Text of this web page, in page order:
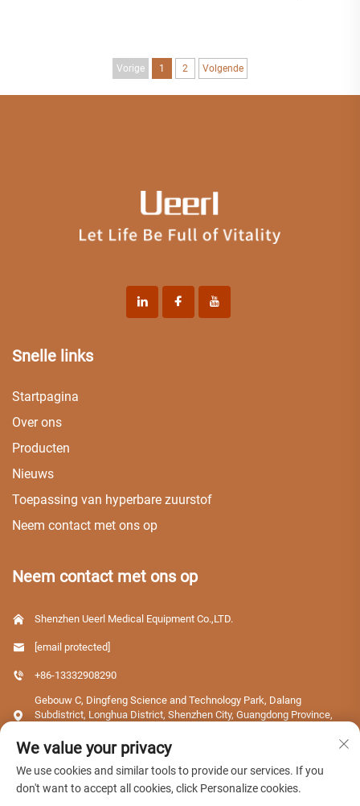
Vorige 1 2 Volgende
Snelle links
Startpagina
Over ons
Producten
Nieuws
Toepassing van hyperbare zuurstof
Neem contact met ons op
Neem contact met ons op
Shenzhen Ueerl Medical Equipment Co.,LTD.
[email protected]
+86-13332908290
Gebouw C, Dingfeng Science and Technology Park, Dalang
Subdistrict, Longhua District, Shenzhen City, Guangdong Province,
We value your privacy
We use cookies and similar tools to provide our services. If you
don't want to accept all cookies, click Personalize cookies.